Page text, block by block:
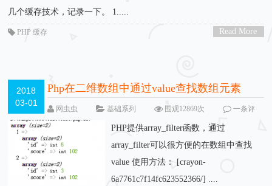
几个缓存技术，记录一下。 1.....
Read More
PHP 缓存
2018
03-01
Php在二维数组中通过value查找数组元素
网虫虫 基础系列 围观12869次
一条评
论
PHP提供array_filter函数，通过
array_filter可以很方便的在数组中查找
value 使用方法： [crayon-
6a7761c7f14fc623552366/] ....